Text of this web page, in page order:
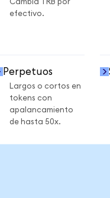
Cambia TRB por
efectivo.
Perpetuos
Largos o cortos en
tokens con
apalancamiento
de hasta 50x.